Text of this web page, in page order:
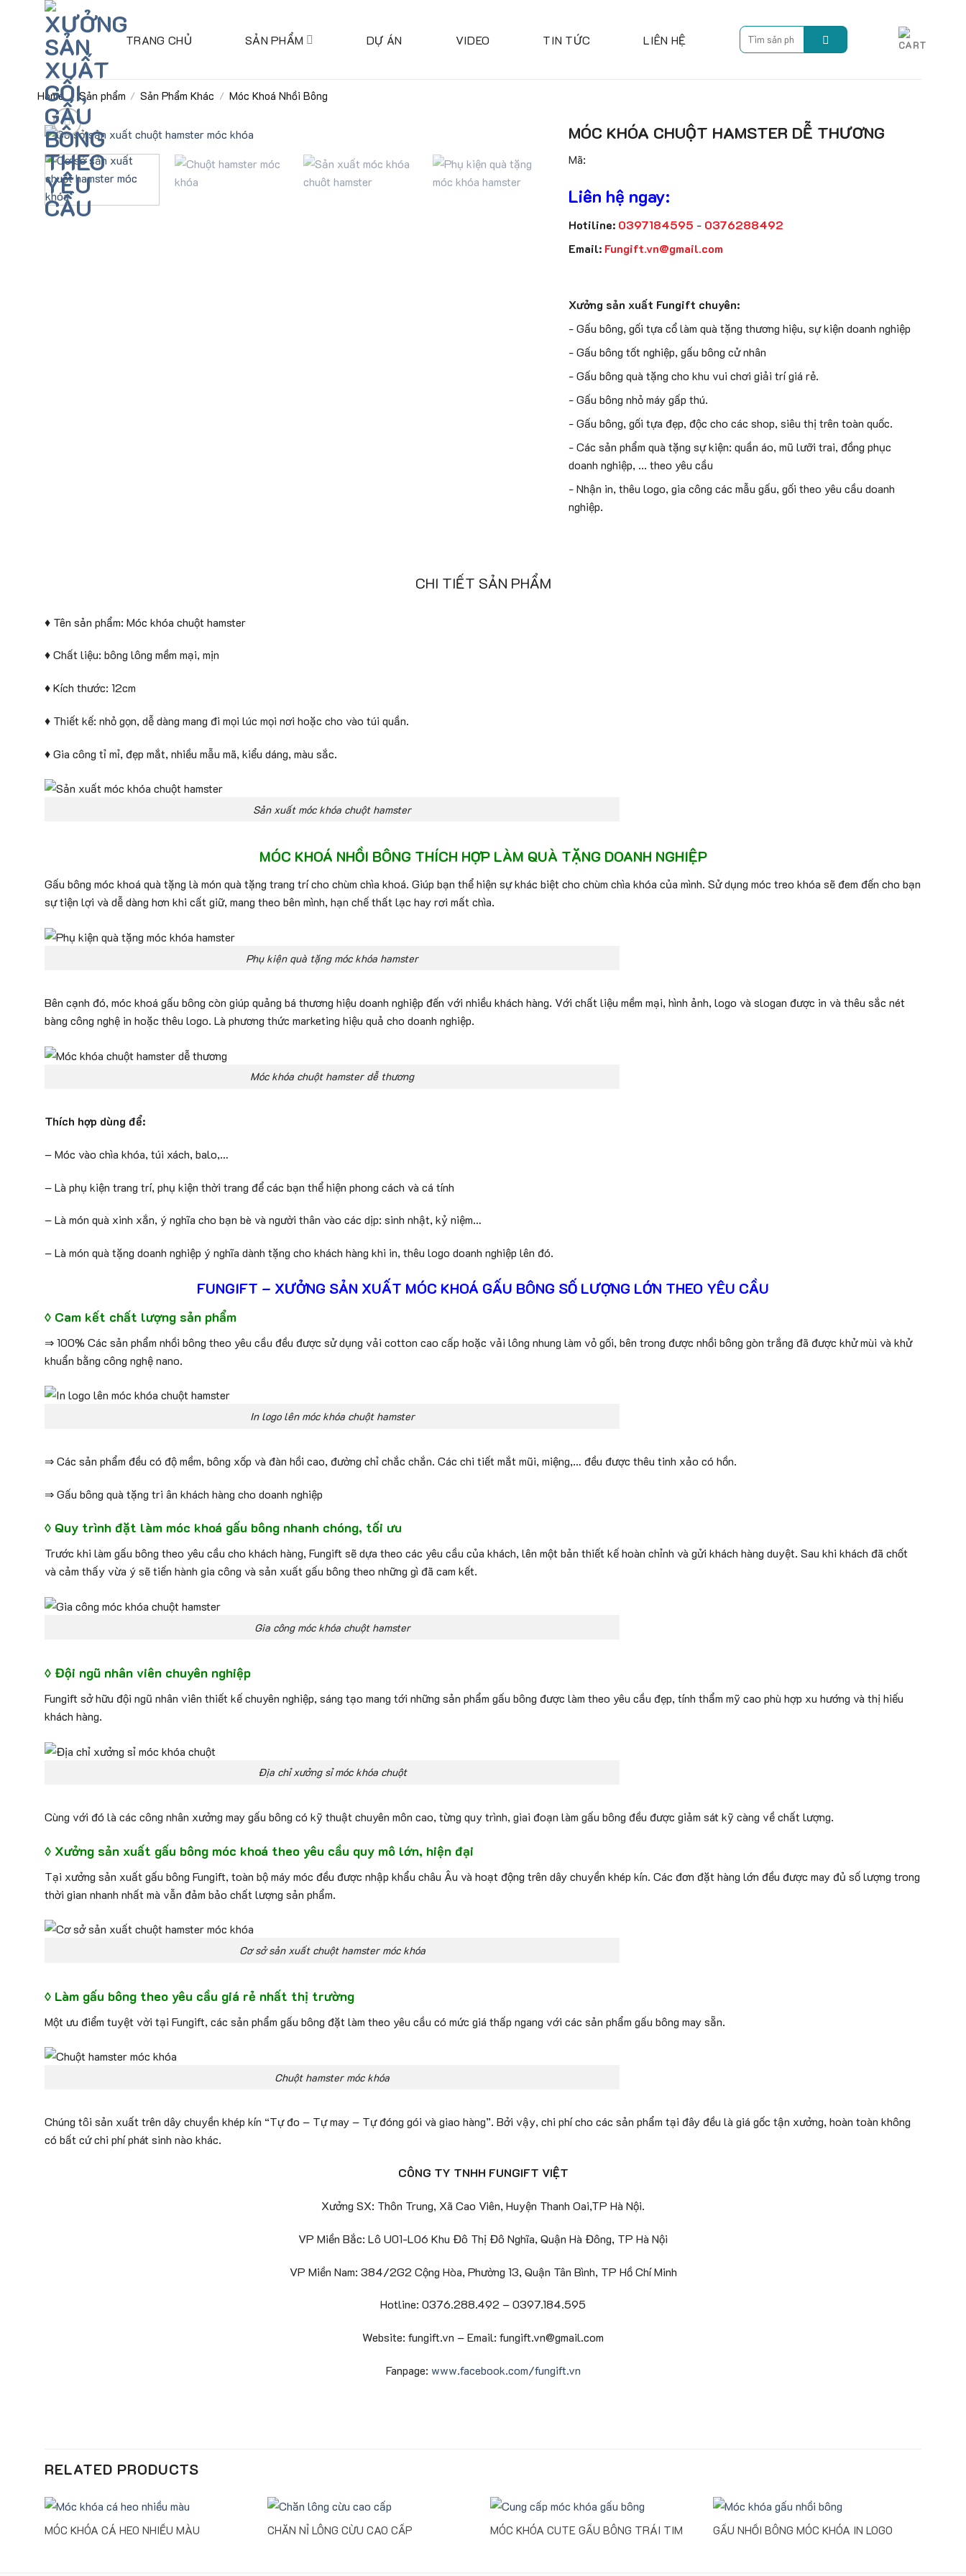
TRANG CHỦ SẢN PHẨM DỰ ÁN VIDEO TIN TỨC LIÊN HỆ
Search
for:
Home / Sản phẩm / Sản Phẩm Khác / Móc Khoá Nhồi Bông
MÓC KHÓA CHUỘT HAMSTER DỄ THƯƠNG
Mã:
Liên hệ ngay:
Hotiline: 0397184595 - 0376288492
Email: Fungift.vn@gmail.com
Xưởng sản xuất Fungift chuyên:
- Gấu bông, gối tựa cổ làm quà tặng thương hiệu, sự kiện doanh nghiệp
- Gấu bông tốt nghiệp, gấu bông cử nhân
- Gấu bông quà tặng cho khu vui chơi giải trí giá rẻ.
- Gấu bông nhỏ máy gấp thú.
- Gấu bông, gối tựa đẹp, độc cho các shop, siêu thị trên toàn quốc.
- Các sản phẩm quà tặng sự kiện: quần áo, mũ lưỡi trai, đồng phục
doanh nghiệp, ... theo yêu cầu
- Nhận in, thêu logo, gia công các mẫu gấu, gối theo yêu cầu doanh
nghiệp.
CHI TIẾT SẢN PHẨM
♦ Tên sản phẩm: Móc khóa chuột hamster
♦ Chất liệu: bông lông mềm mại, mịn
♦ Kích thước: 12cm
♦ Thiết kế: nhỏ gọn, dễ dàng mang đi mọi lúc mọi nơi hoặc cho vào túi quần.
♦ Gia công tỉ mỉ, đẹp mắt, nhiều mẫu mã, kiểu dáng, màu sắc.
Sản xuất móc khóa chuột hamster
MÓC KHOÁ NHỒI BÔNG THÍCH HỢP LÀM QUÀ TẶNG DOANH NGHIỆP
Gấu bông móc khoá quà tặng là món quà tặng trang trí cho chùm chìa khoá. Giúp bạn thể hiện sự khác biệt cho chùm chìa khóa của mình. Sử dụng móc treo khóa sẽ đem đến cho bạn
sự tiện lợi và dễ dàng hơn khi cất giữ, mang theo bên mình, hạn chế thất lạc hay rơi mất chìa.
Phụ kiện quà tặng móc khóa hamster
Bên cạnh đó, móc khoá gấu bông còn giúp quảng bá thương hiệu doanh nghiệp đến với nhiều khách hàng. Với chất liệu mềm mại, hình ảnh, logo và slogan được in và thêu sắc nét
bàng công nghệ in hoặc thêu logo. Là phương thức marketing hiệu quả cho doanh nghiệp.
Móc khóa chuột hamster dễ thương
Thích hợp dùng để:
– Móc vào chìa khóa, túi xách, balo,…
– Là phụ kiện trang trí, phụ kiện thời trang để các bạn thể hiện phong cách và cá tính
– Là món quà xinh xắn, ý nghĩa cho bạn bè và người thân vào các dịp: sinh nhật, kỷ niệm…
– Là món quà tặng doanh nghiệp ý nghĩa dành tặng cho khách hàng khi in, thêu logo doanh nghiệp lên đó.
FUNGIFT – XƯỞNG SẢN XUẤT MÓC KHOÁ GẤU BÔNG SỐ LƯỢNG LỚN THEO YÊU CẦU
◊ Cam kết chất lượng sản phẩm
⇒ 100% Các sản phẩm nhồi bông theo yêu cầu đều được sử dụng vải cotton cao cấp hoặc vải lông nhung làm vỏ gối, bên trong được nhồi bông gòn trắng đã được khử mùi và khử
khuẩn bằng công nghệ nano.
In logo lên móc khóa chuột hamster
⇒ Các sản phẩm đều có độ mềm, bông xốp và đàn hồi cao, đường chỉ chắc chắn. Các chi tiết mắt mũi, miệng,… đều được thêu tinh xảo có hồn.
⇒ Gấu bông quà tặng tri ân khách hàng cho doanh nghiệp
◊ Quy trình đặt làm móc khoá gấu bông nhanh chóng, tối ưu
Trước khi làm gấu bông theo yêu cầu cho khách hàng, Fungift sẽ dựa theo các yêu cầu của khách, lên một bản thiết kế hoàn chỉnh và gửi khách hàng duyệt. Sau khi khách đã chốt
và cảm thấy vừa ý sẽ tiến hành gia công và sản xuất gấu bông theo những gì đã cam kết.
Gia công móc khóa chuột hamster
◊ Đội ngũ nhân viên chuyên nghiệp
Fungift sở hữu đội ngũ nhân viên thiết kế chuyên nghiệp, sáng tạo mang tới những sản phẩm gấu bông được làm theo yêu cầu đẹp, tính thẩm mỹ cao phù hợp xu hướng và thị hiếu
khách hàng.
Địa chỉ xưởng sỉ móc khóa chuột
Cùng với đó là các công nhân xưởng may gấu bông có kỹ thuật chuyên môn cao, từng quy trình, giai đoạn làm gấu bông đều được giảm sát kỹ càng về chất lượng.
◊ Xưởng sản xuất gấu bông móc khoá theo yêu cầu quy mô lớn, hiện đại
Tại xưởng sản xuất gấu bông Fungift, toàn bộ máy móc đều được nhập khẩu châu Âu và hoạt động trên dây chuyền khép kín. Các đơn đặt hàng lớn đều được may đủ số lượng trong
thời gian nhanh nhất mà vẫn đảm bảo chất lượng sản phẩm.
Cơ sở sản xuất chuột hamster móc khóa
◊ Làm gấu bông theo yêu cầu giá rẻ nhất thị trường
Một ưu điểm tuyệt vời tại Fungift, các sản phẩm gấu bông đặt làm theo yêu cầu có mức giá thấp ngang với các sản phẩm gấu bông may sẵn.
Chuột hamster móc khóa
Chúng tôi sản xuất trên dây chuyền khép kín “Tự đo – Tự may – Tự đóng gói và giao hàng”. Bởi vậy, chi phí cho các sản phẩm tại đây đều là giá gốc tận xưởng, hoàn toàn không
có bất cứ chi phí phát sinh nào khác.
CÔNG TY TNHH FUNGIFT VIỆT
Xưởng SX: Thôn Trung, Xã Cao Viên, Huyện Thanh Oai,TP Hà Nội.
VP Miền Bắc: Lô U01-L06 Khu Đô Thị Đô Nghĩa, Quận Hà Đông, TP Hà Nội
VP Miền Nam: 384/2G2 Cộng Hòa, Phường 13, Quận Tân Bình, TP Hồ Chí Minh
Hotline: 0376.288.492 – 0397.184.595
Website: fungift.vn – Email: fungift.vn@gmail.com
Fanpage: www.facebook.com/fungift.vn
RELATED PRODUCTS
MÓC KHÓA CÁ HEO NHIỀU MÀU CHĂN NỈ LÔNG CỪU CAO CẤP MÓC KHÓA CUTE GẤU BÔNG TRÁI TIM GẤU NHỒI BÔNG MÓC KHÓA IN LOGO